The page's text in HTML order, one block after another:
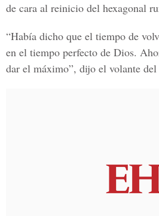
de cara al reinicio del hexagonal
“Había dicho que el tiempo de
en el tiempo perfecto de Dios.
dar el máximo”, dijo el volante